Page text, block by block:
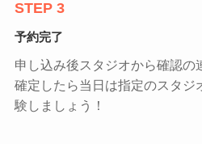
STEP 3
予約完了
申し込み後スタジオから確認の
確定したら当日は指定のスタジ
験しましょう！